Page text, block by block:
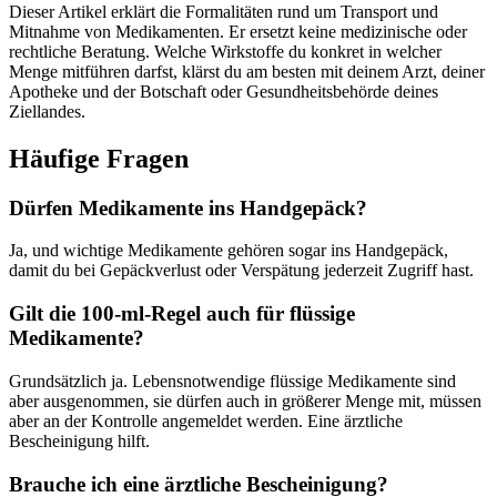
Dieser Artikel erklärt die Formalitäten rund um Transport und
Mitnahme von Medikamenten. Er ersetzt keine medizinische oder
rechtliche Beratung. Welche Wirkstoffe du konkret in welcher
Menge mitführen darfst, klärst du am besten mit deinem Arzt, deiner
Apotheke und der Botschaft oder Gesundheitsbehörde deines
Ziellandes.
Häufige Fragen
Dürfen Medikamente ins Handgepäck?
Ja, und wichtige Medikamente gehören sogar ins Handgepäck,
damit du bei Gepäckverlust oder Verspätung jederzeit Zugriff hast.
Gilt die 100-ml-Regel auch für flüssige
Medikamente?
Grundsätzlich ja. Lebensnotwendige flüssige Medikamente sind
aber ausgenommen, sie dürfen auch in größerer Menge mit, müssen
aber an der Kontrolle angemeldet werden. Eine ärztliche
Bescheinigung hilft.
Brauche ich eine ärztliche Bescheinigung?